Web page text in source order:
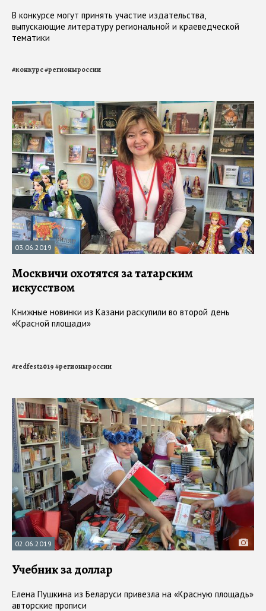
В конкурсе могут принять участие издательства,
выпускающие литературу региональной и краеведческой
тематики
#конкурс#регионыроссии
03.06.2019
Москвичи охотятся за татарским
искусством
Книжные новинки из Казани раскупили во второй день
«Красной площади»
#redfest2019#регионыроссии
02.06.2019
Учебник за доллар
Елена Пушкина из Беларуси привезла на «Красную площадь»
авторские прописи